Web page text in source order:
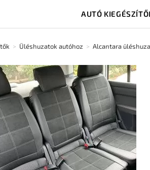
AUTÓ
> Üléshuzatok autóhoz > Alcantara